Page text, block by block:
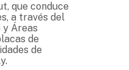
que conduce
a través del
y Áreas
de
de